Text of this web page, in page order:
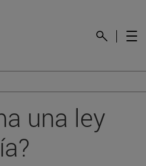
una ley